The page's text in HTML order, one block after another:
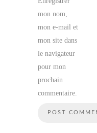
mon nom,
mon e-mail et
mon site dans
le navigateur
pour mon
prochain
commentaire.